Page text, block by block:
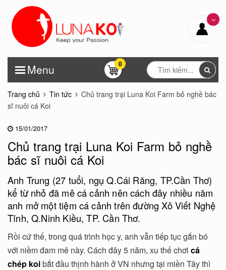
0
Menu
Trang chủ Tin tức
Chủ trang trại Luna Koi Farm bỏ nghề bác
sĩ nuôi cá Koi
15/01/2017
Chủ trang trại Luna Koi Farm bỏ nghề
bác sĩ nuôi cá Koi
Anh Trung (27 tuổi, ngụ Q.Cái Răng, TP.Cần Thơ)
kể từ nhỏ đã mê cá cảnh nên cách đây nhiều năm
anh mở một tiệm cá cảnh trên đường Xô Viết Nghệ
Tĩnh, Q.Ninh Kiều, TP. Cần Thơ.
Rồi cứ thế, trong quá trình học y, anh vẫn tiếp tục gắn bó
với niềm đam mê này. Cách đây 5 năm, xu thế chơi cá
chép koibắt đầu thịnh hành ở VN nhưng tại miền Tây thì